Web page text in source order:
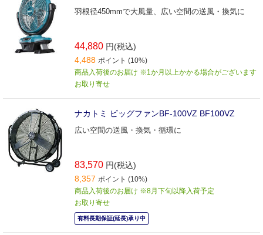
羽根径450mmで大風量、広い空間の送風・換気に
44,880 円(税込)
4,488 ポイント (10%)
商品入荷後のお届け ※1か月以上かかる場合がございます
お取り寄せ
ナカトミ ビッグファンBF-100VZ BF100VZ
広い空間の送風・換気・循環に
83,570 円(税込)
8,357 ポイント (10%)
商品入荷後のお届け ※8月下旬以降入荷予定
お取り寄せ
有料長期保証(延長)承り中